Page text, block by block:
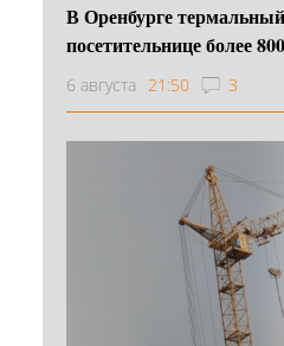
В Оренбурге
посетительнице более
6 августа 21:50 3